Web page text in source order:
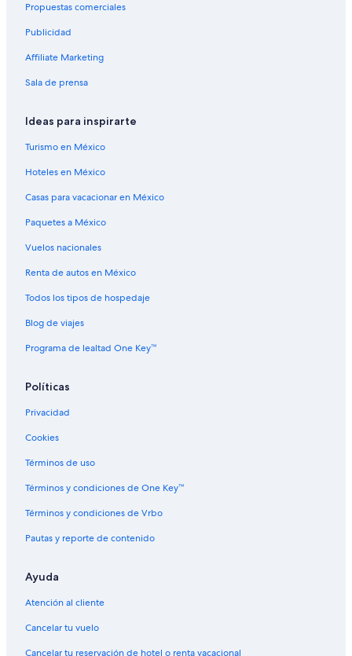
Hoteles en La Gare
Hoteles en La Pradelle
Hoteles cerca de Museo L'Aventure Michelin
Hoteles cerca de Parc des Sports Marcel Michelin
Hoteles cerca de Universidad Blaise Pascal
Propuestas comerciales
Publicidad
Affiliate Marketing
Sala de prensa
Ideas para inspirarte
Turismo en México
Hoteles en México
Casas para vacacionar en México
Paquetes a México
Vuelos nacionales
Renta de autos en México
Todos los tipos de hospedaje
Blog de viajes
Programa de lealtad One Key™
Políticas
Privacidad
Cookies
Términos de uso
Términos y condiciones de One Key™
Términos y condiciones de Vrbo
Pautas y reporte de contenido
Ayuda
Atención al cliente
Cancelar tu vuelo
Cancelar tu reservación de hotel o renta vacacional